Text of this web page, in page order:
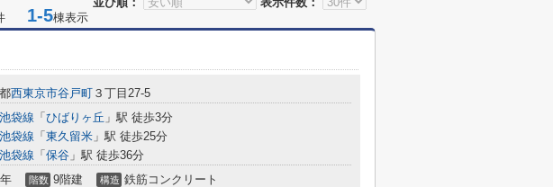
1-5棟表示
西東京市谷戸町 ３丁目27-5
袋線 「 ひばりヶ丘 」駅 徒歩3分
袋線 「 東久留米 」駅 徒歩25分
袋線 「 保谷 」駅 徒歩36分
階数 9階建 構造 鉄筋コンクリート